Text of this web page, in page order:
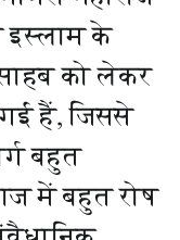
इस्लाम के
को लेकर
हैं, जिससे
बहुत
में बहुत रोष